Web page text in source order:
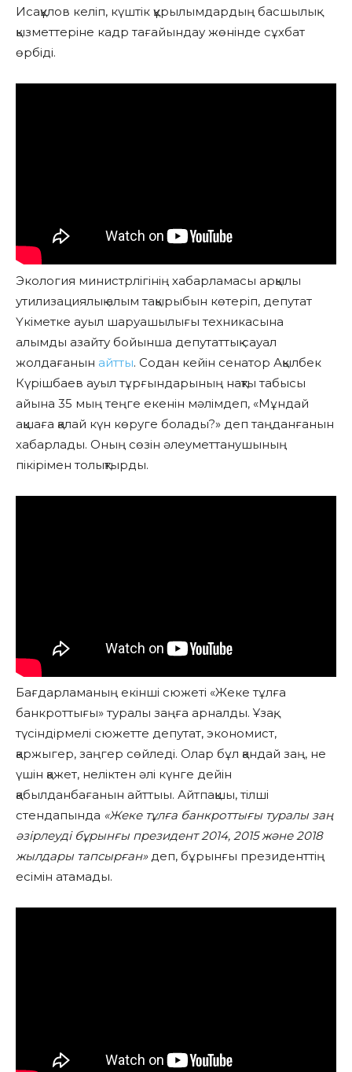
Исақұлов келіп, күштік құрылымдардың басшылық
қызметтеріне кадр тағайындау жөнінде сұхбат
өрбіді.
Экология министрлігінің хабарламасы арқылы
утилизациялық алым тақырыбын көтеріп, депутат
Үкіметке ауыл шаруашылығы техникасына
алымды азайту бойынша депутаттық сауал
жолдағанын айтты. Содан кейін сенатор Ақылбек
Күрішбаев ауыл тұрғындарының нақты табысы
айына 35 мың теңге екенін мәлімдеп, «Мұндай
ақшаға қалай күн көруге болады?» деп таңданғанын
хабарлады. Оның сөзін әлеуметтанушының
пікірімен толықтырды.
Бағдарламаның екінші сюжеті «Жеке тұлға
банкроттығы» туралы заңға арналды. Ұзақ,
түсіндірмелі сюжетте депутат, экономист,
қаржыгер, заңгер сөйледі. Олар бұл қандай заң, не
үшін қажет, неліктен әлі күнге дейін
қабылданбағанын айттыы. Айтпақшы, тілші
стендапында «Жеке тұлға банкроттығы туралы заң
әзірлеуді бұрынғы президент 2014, 2015 және 2018
жылдары тапсырған»деп, бұрынғы президенттің
есімін атамады.